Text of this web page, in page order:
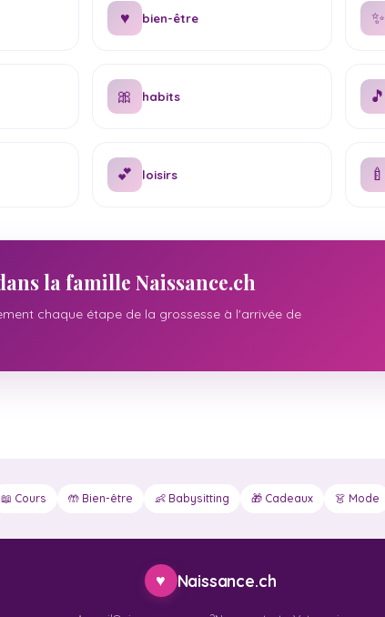
♥ bien-être ✨
🎀 habits 🎵
💕 loisirs 🍼
la famille Naissance.ch
chaque étape de la grossesse à l'arrivée de
📖 Cours 🤲 Bien-être 👶 Babysitting 🎁 Cadeaux 👗 Mode
♥ Naissance.ch